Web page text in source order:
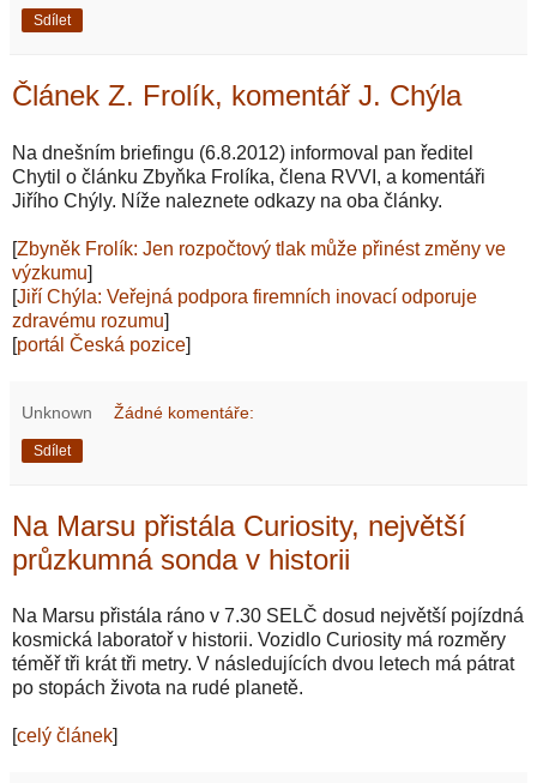
Sdílet
Článek Z. Frolík, komentář J. Chýla
Na dnešním briefingu (6.8.2012) informoval pan ředitel
Chytil o článku Zbyňka Frolíka, člena RVVI, a komentáři
Jiřího Chýly. Níže naleznete odkazy na oba články.
[Zbyněk Frolík: Jen rozpočtový tlak může přinést změny ve
výzkumu]
[Jiří Chýla: Veřejná podpora firemních inovací odporuje
zdravému rozumu]
[portál Česká pozice]
Unknown Žádné komentáře:
Sdílet
Na Marsu přistála Curiosity, největší
průzkumná sonda v historii
Na Marsu přistála ráno v 7.30 SELČ dosud největší pojízdná
kosmická laboratoř v historii. Vozidlo Curiosity má rozměry
téměř tři krát tři metry. V následujících dvou letech má pátrat
po stopách života na rudé planetě.
celý článek